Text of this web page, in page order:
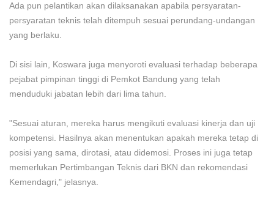
Ada pun pelantikan akan dilaksanakan apabila persyaratan-
persyaratan teknis telah ditempuh sesuai perundang-undangan
yang berlaku.
Di sisi lain, Koswara juga menyoroti evaluasi terhadap beberapa
pejabat pimpinan tinggi di Pemkot Bandung yang telah
menduduki jabatan lebih dari lima tahun.
"Sesuai aturan, mereka harus mengikuti evaluasi kinerja dan uji
kompetensi. Hasilnya akan menentukan apakah mereka tetap di
posisi yang sama, dirotasi, atau didemosi. Proses ini juga tetap
memerlukan Pertimbangan Teknis dari BKN dan rekomendasi
Kemendagri," jelasnya.